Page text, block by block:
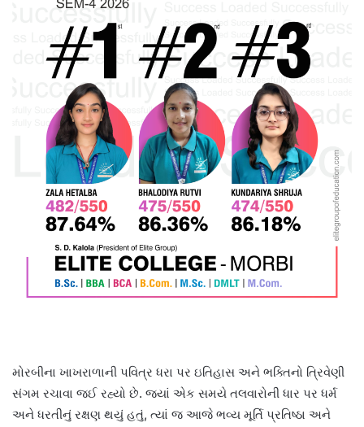
મોરબીના ખાખરાળાની પવિત્ર ધરા પર ઇતિહાસ અને ભક્તિનો ત્રિવેણી
સંગમ રચાવા જઈ રહ્યો છે. જ્યાં એક સમયે તલવારોની ધાર પર ધર્મ
અને ધરતીનું રક્ષણ થયું હતું, ત્યાં જ આજે ભવ્ય મૂર્તિ પ્રતિષ્ઠા અને